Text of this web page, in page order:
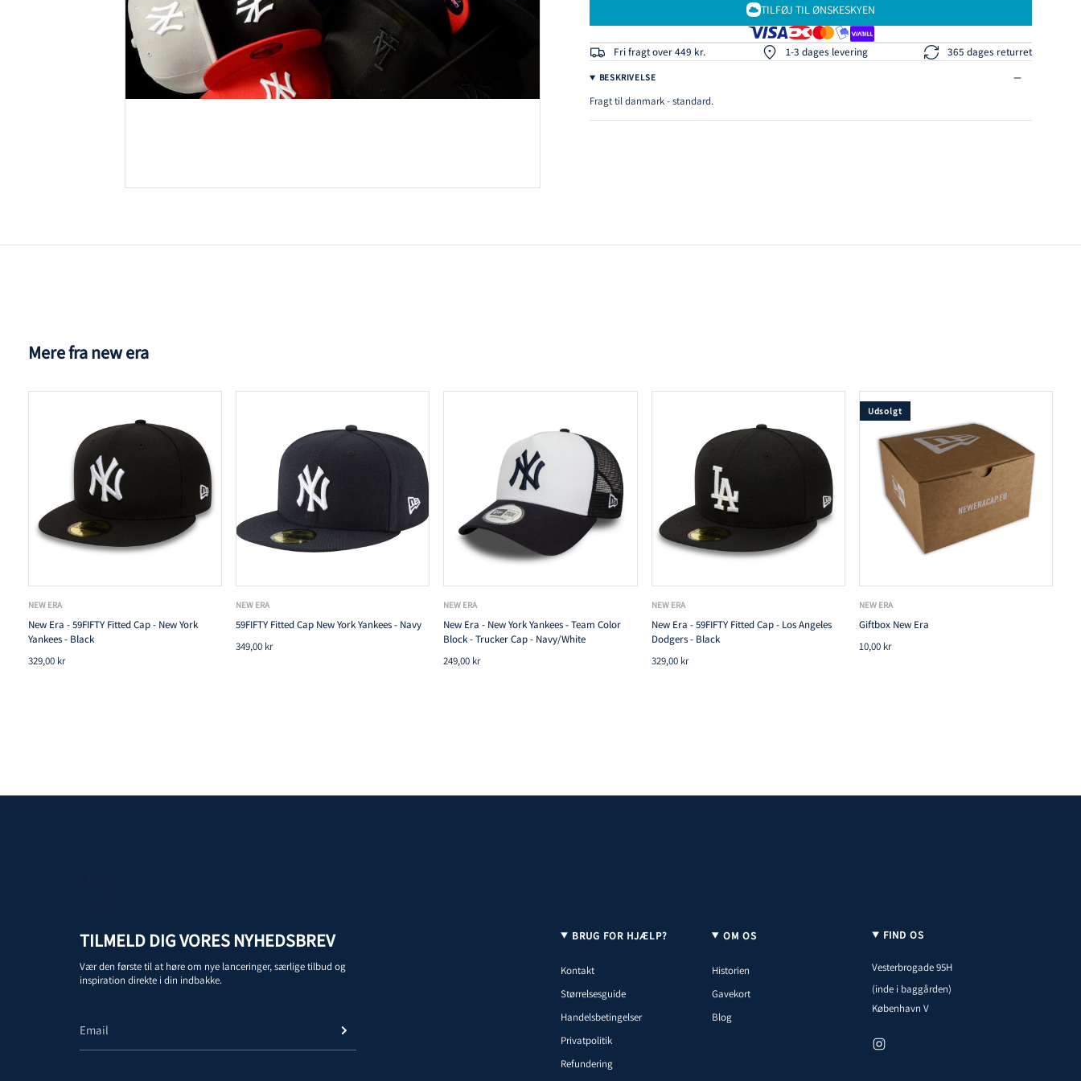
TILFØJ TIL ØNSKESKYEN
Fri fragt over 449 kr. 1-3 dages levering 365 dages returret
BESKRIVELSE
Fragt til danmark - standard.
Mere fra new era
NEW ERA
New Era - 59FIFTY Fitted Cap - New York
Yankees - Black
329,00 kr
NEW ERA
59FIFTY Fitted Cap New York Yankees - Navy
349,00 kr
NEW ERA
New Era - New York Yankees - Team Color
Block - Trucker Cap - Navy/White
249,00 kr
NEW ERA
New Era - 59FIFTY Fitted Cap - Los Angeles
Dodgers - Black
329,00 kr
Udsolgt
NEW ERA
Giftbox New Era
10,00 kr
TILMELD DIG VORES NYHEDSBREV
Vær den første til at høre om nye lanceringer, særlige tilbud og
inspiration direkte i din indbakke.
BRUG FOR HJÆLP?
Kontakt
Størrelsesguide
Handelsbetingelser
Privatpolitik
Refundering
OM OS
Historien
Gavekort
Blog
FIND OS
Vesterbrogade 95H
(inde i baggården)
København V